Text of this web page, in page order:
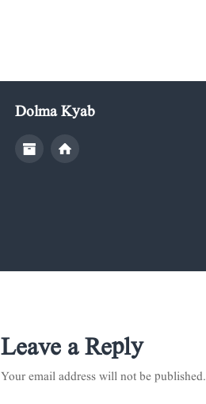
Dolma Kyab
Leave a Reply
Your email address will not be published.